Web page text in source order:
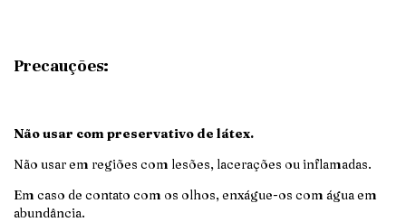
Precauções:
Não usar com preservativo de látex.
Não usar em regiões com lesões, lacerações ou inflamadas.
Em caso de contato com os olhos, enxágue-os com água em
abundância.